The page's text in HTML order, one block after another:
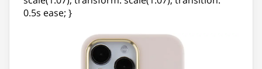
0.5s ease; }